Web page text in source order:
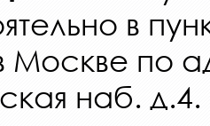
в
Москве по
наб. д.4.